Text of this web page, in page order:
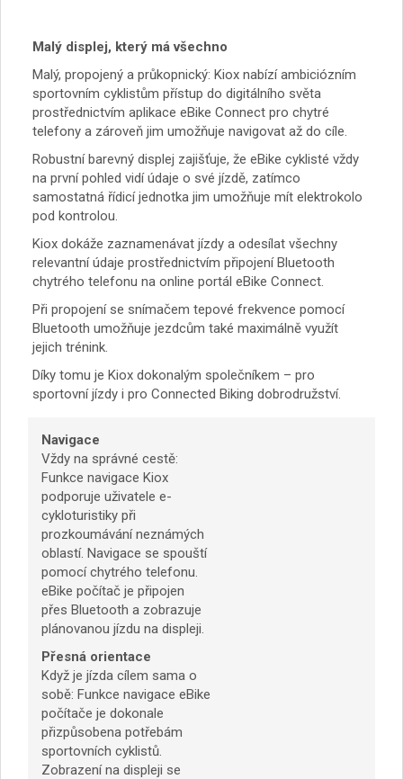
Malý displej, který má všechno
Malý, propojený a průkopnický: Kiox nabízí ambiciózním
sportovním cyklistům přístup do digitálního světa
prostřednictvím aplikace eBike Connect pro chytré
telefony a zároveň jim umožňuje navigovat až do cíle.
Robustní barevný displej zajišťuje, že eBike cyklisté vždy
na první pohled vidí údaje o své jízdě, zatímco
samostatná řídicí jednotka jim umožňuje mít elektrokolo
pod kontrolou.
Kiox dokáže zaznamenávat jízdy a odesílat všechny
relevantní údaje prostřednictvím připojení Bluetooth
chytrého telefonu na online portál eBike Connect.
Při propojení se snímačem tepové frekvence pomocí
Bluetooth umožňuje jezdcům také maximálně využít
jejich trénink.
Díky tomu je Kiox dokonalým společníkem – pro
sportovní jízdy i pro Connected Biking dobrodružství.
Navigace
Vždy na správné cestě:
Funkce navigace Kiox
podporuje uživatele e-
cykloturistiky při
prozkoumávání neznámých
oblastí. Navigace se spouští
pomocí chytrého telefonu.
eBike počítač je připojen
přes Bluetooth a zobrazuje
plánovanou jízdu na displeji.
Přesná orientace
Když je jízda cílem sama o
sobě: Funkce navigace eBike
počítače je dokonale
přizpůsobena potřebám
sportovních cyklistů.
Zobrazení na displeji se